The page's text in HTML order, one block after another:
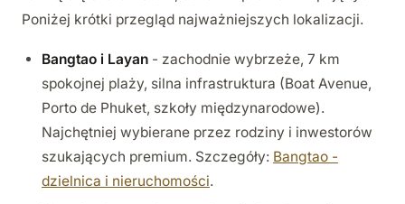
Poniżej krótki przegląd najważniejszych lokalizacji.
Bangtao i Layan - zachodnie wybrzeże, 7 km
spokojnej plaży, silna infrastruktura (Boat Avenue,
Porto de Phuket, szkoły międzynarodowe).
Najchętniej wybierane przez rodziny i inwestorów
szukających premium. Szczegóły: Bangtao -
dzielnica i nieruchomości.